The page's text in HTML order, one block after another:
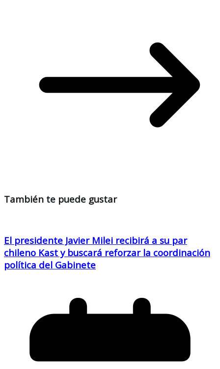
También te puede gustar
El presidente Javier Milei recibirá a su par
chileno Kast y buscará reforzar la coordinación
política del Gabinete